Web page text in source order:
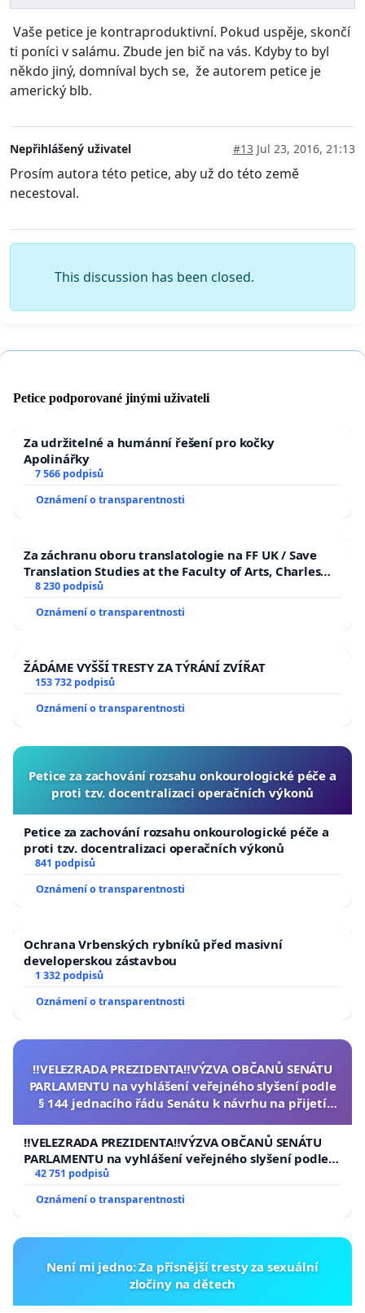
Vaše petice je kontraproduktivní. Pokud uspěje, skončí
ti poníci v salámu. Zbude jen bič na vás. Kdyby to byl
někdo jiný, domníval bych se, že autorem petice je
americký blb.
Nepřihlášený uživatel #13 Jul 23, 2016, 21:13
Prosím autora této petice, aby už do této země
necestoval.
This discussion has been closed.
Petice podporované jinými uživateli
Za udržitelné a humánní řešení pro kočky
Apolinářky
7 566 podpisů
Oznámení o transparentnosti
Za záchranu oboru translatologie na FF UK / Save
Translation Studies at the Faculty of Arts, Charles
University
8 230 podpisů
Oznámení o transparentnosti
ŽÁDÁME VYŠŠÍ TRESTY ZA TÝRÁNÍ ZVÍŘAT
153 732 podpisů
Oznámení o transparentnosti
Petice za zachování rozsahu onkourologické péče a
proti tzv. docentralizaci operačních výkonů
Petice za zachování rozsahu onkourologické péče a
proti tzv. docentralizaci operačních výkonů
841 podpisů
Oznámení o transparentnosti
Ochrana Vrbenských rybníků před masivní
developerskou zástavbou
1 332 podpisů
Oznámení o transparentnosti
‼️VELEZRADA PREZIDENTA‼️VÝZVA OBČANŮ SENÁTU
PARLAMENTU na vyhlášení veřejného slyšení podle
§ 144 jednacího řádu Senátu k návrhu na přijetí
republiky
‼️VELEZRADA PREZIDENTA‼️VÝZVA OBČANŮ SENÁTU
PARLAMENTU na vyhlášení veřejného slyšení podle §
144 jednacího řádu Senátu k návrhu na přijetí
republiky
42 751 podpisů
Oznámení o transparentnosti
Není mi jedno: Za přísnější tresty za sexuální
zločiny na dětech